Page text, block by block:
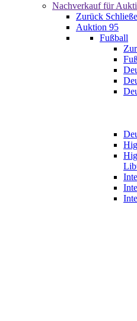
Nachverkauf für
Zurück
Auktion 95
Fußball